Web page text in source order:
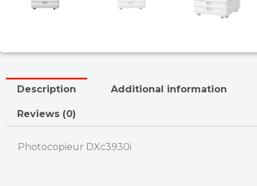
Description Additional information
Reviews (0)
Photocopieur DXc3930i